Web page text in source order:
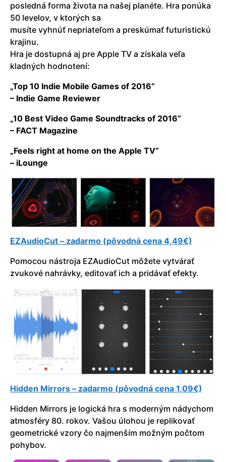
posledná forma života na našej planéte. Hra ponúka
50 levelov, v ktorých sa
musíte vyhnúť nepriateľom a preskúmať futuristickú
krajinu.
Hra je dostupná aj pre Apple TV a získala veľa
kladných hodnotení:
„Top 10 Indie Mobile Games of 2016“
– Indie Game Reviewer
„10 Best Video Game Soundtracks of 2016“
– FACT Magazine
„Feels right at home on the Apple TV“
– iLounge
EZAudioCut – zadarmo (pôvodná cena 4,49€)
Pomocou nástroja EZAudioCut môžete vytvárať
zvukové nahrávky, editovať ich a pridávať efekty.
Hidden Mirrors – zadarmo (pôvodná cena 1,09€)
Hidden Mirrors je logická hra s moderným nádychom
atmosféry 80. rokov. Vašou úlohou je replikovať
geometrické vzory čo najmenším možným počtom
pohybov.